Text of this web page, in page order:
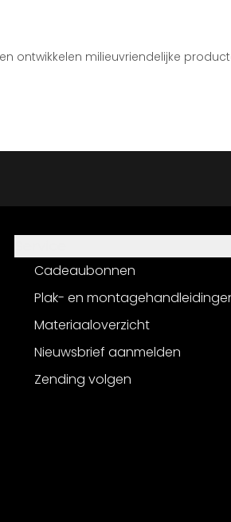
ontwikkelen milieuvriendelijke
Cadeaubonnen
Plak- en
Materiaaloverzicht
Nieuwsbrief aanmelden
Zending volgen